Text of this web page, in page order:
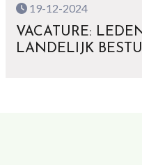
19-12-2024
VACATURE:
LANDELIJK